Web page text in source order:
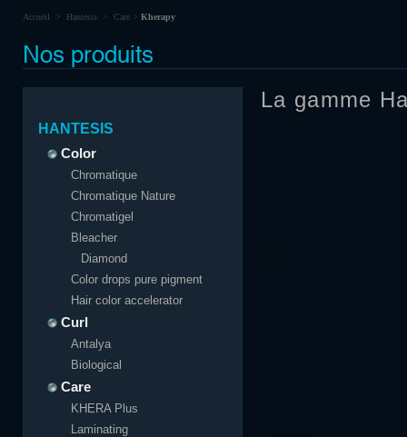
Accueil > Hantesis > Care > Kherapy
Nos produits
HANTESIS
Color
Chromatique
Chromatique Nature
Chromatigel
Bleacher
Diamond
Color drops pure pigment
Hair color accelerator
Curl
Antalya
Biological
Care
KHERA Plus
Laminating
La gamme